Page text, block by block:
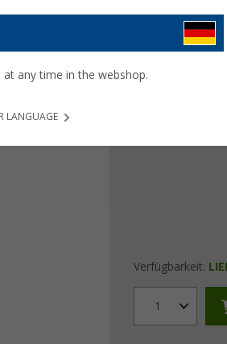
Preise inkl. MwSt.,
€
Verfügbarkeit:
1
at any time in the webshop.
LANGUAGE